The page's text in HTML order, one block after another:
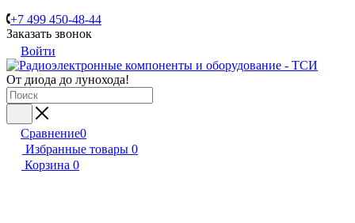
+7 499 450-48-44
Заказать звонок
Войти
От диода до лунохода!
Сравнение0
Избранные товары 0
Корзина 0